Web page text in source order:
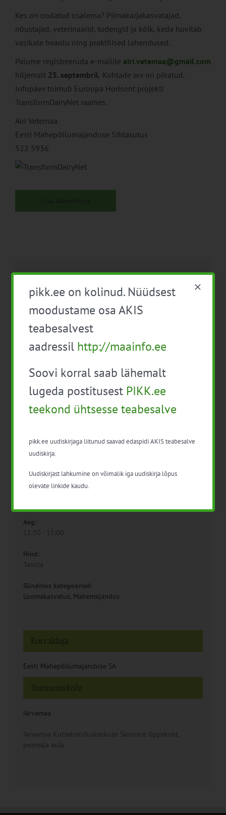
Kes on oodatud osalema? Piimakarjakasvatajad,
nõustajad, veterinaarid, tudengid ja kõik, keda huvitab
vasikate heaolu ning praktilised lahendused.
Palume registreeruda e-mailile airi.vetemaa@gmail.com
hiljemalt 25. septembril. Kohtade arv on piiratud.
Infopäev toimub Euroopa Horisont projekti
TransformDairyNet raames.
Airi Vetemaa
Eesti Mahepõllumajanduse Sihtasutus
522 5936
teadlaste ja praktikute
põllumajanduse praktikad
Kuupäev:
Aeg:
11:30 - 15:00
Hind:
Tasuta
Sündmus kategooriad:
Loomakasvatus, Mahemajandus
Toimumiskoht
Järvamaa
Järvamaa Kutsehariduskeskuse Särevere õppekoht,
peamaja aula
Korraldaja
Eesti Mahepõllumajanduse SA
pikk.ee on kolinud. Nüüdsest
moodustame osa AKIS
teabesalvest
aadressil http://maainfo.ee
Soovi korral saab lähemalt
lugeda postitusest PIKK.ee
teekond ühtsesse teabesalve
pikk.ee uudiskirjaga liitunud saavad edaspidi AKIS teabesalve
uudiskirja.
Uudiskirjast lahkumine on võimalik iga uudiskirja lõpus
olevate linkide kaudu.